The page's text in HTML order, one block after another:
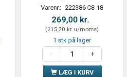
Varenr.: 222386 C8-18
269,00 kr.
(215,20 kr. u/moms)
1 stk på lager
LÆG I KURV